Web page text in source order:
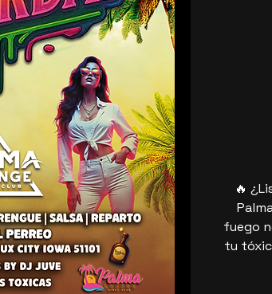
🔥
fuego
tu